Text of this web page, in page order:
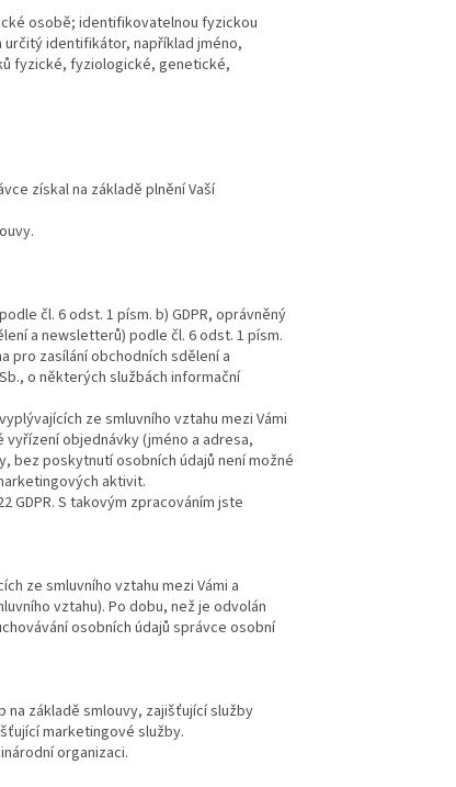
osobě; identifikovatelnou fyzickou
identifikátor, například jméno,
fyzické, fyziologické, genetické,
získal na základě plnění Vaší
čl. 6 odst. 1 písm. b) GDPR, oprávněný
a newsletterů) podle čl. 6 odst. 1 písm.
pro zasílání obchodních sdělení a
o některých službách informační
ze smluvního vztahu mezi Vámi
objednávky (jméno a adresa,
bez poskytnutí osobních údajů není možné
aktivit.
GDPR. S takovým zpracováním jste
ze smluvního vztahu mezi Vámi a
vztahu). Po dobu, než je odvolán
osobních údajů správce osobní
na základě smlouvy, zajišťující služby
marketingové služby.
organizaci.